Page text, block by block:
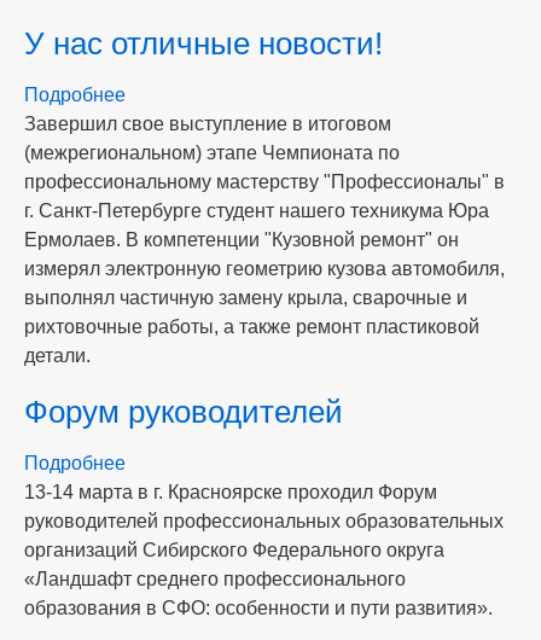
У нас отличные новости!
Подробнее
У
нас
отличные
новости!
Завершил свое выступление в итоговом
(межрегиональном) этапе Чемпионата по
профессиональному мастерству "Профессионалы" в
г. Санкт-Петербурге студент нашего техникума Юра
Ермолаев. В компетенции "Кузовной ремонт" он
измерял электронную геометрию кузова автомобиля,
выполнял частичную замену крыла, сварочные и
рихтовочные работы, а также ремонт пластиковой
детали.
Форум руководителей
Подробнее
Форум
руководителей
13-14 марта в г. Красноярске проходил Форум
руководителей профессиональных образовательных
организаций Сибирского Федерального округа
«Ландшафт среднего профессионального
образования в СФО: особенности и пути развития».